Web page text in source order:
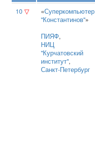
10 ▽ «Суперкомпьютер
"Константинов"»
ПИЯФ,
НИЦ
"Курчатовский
институт",
Санкт-Петербург